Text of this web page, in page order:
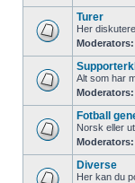
Turer
Her
Moderators:
Alt som har
Moderators:
Fotball
Norsk eller
Moderators:
Diverse
Her kan du